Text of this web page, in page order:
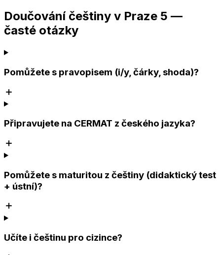
Doučování češtiny v Praze 5 —
časté otázky
Pomůžete s pravopisem (i/y, čárky, shoda)?
Připravujete na CERMAT z českého jazyka?
Pomůžete s maturitou z češtiny (didaktický test
+ ústní)?
Učíte i češtinu pro cizince?